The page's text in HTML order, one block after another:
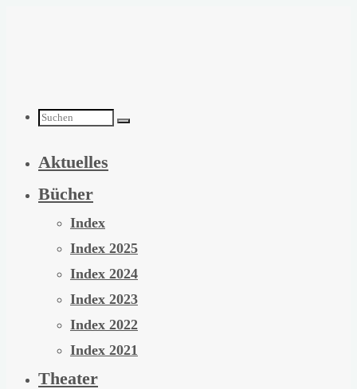
Suchen
nach:
Aktuelles
Bücher
Index
Index 2025
Index 2024
Index 2023
Index 2022
Index 2021
Theater